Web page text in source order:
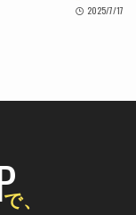
製品プロ
、